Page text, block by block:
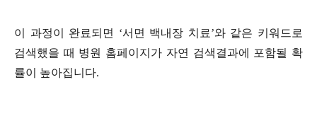
이 과정이 완료되면 ‘서면 백내장 치료’와 같은 키워드로
검색했을 때 병원 홈페이지가 자연 검색결과에 포함될 확
률이 높아집니다.